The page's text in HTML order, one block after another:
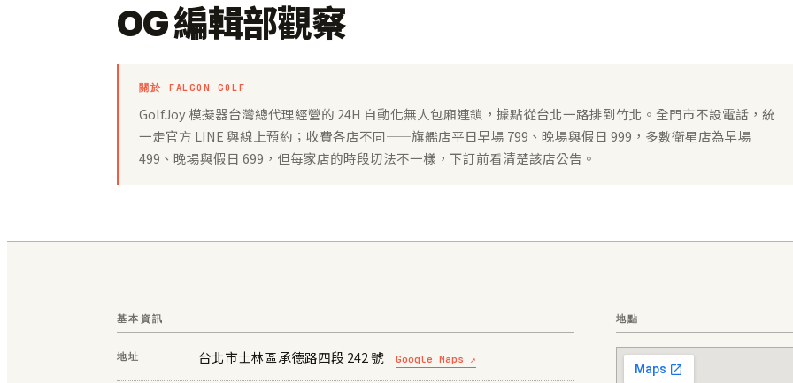
OG 編輯部觀察
關於 FALGON GOLF
GolfJoy 模擬器台灣總代理經營的 24H 自動化無人包廂連鎖，據點從台北一路排到竹北。全門市不設電話，統
一走官方 LINE 與線上預約；收費各店不同——旗艦店平日早場 799、晚場與假日 999，多數衛星店為早場
499、晚場與假日 699，但每家店的時段切法不一樣，下訂前看清楚該店公告。
基本資訊
地址 台北市士林區承德路四段 242 號 Google Maps ↗
地點